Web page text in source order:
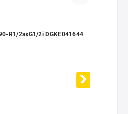
R1/2axG1/2i DGKE041644